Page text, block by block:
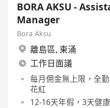
BORA AKSU -
Manager
Bora Aksu
離島區, 東涌
工作日面議
每月佣金無上限，全
花紅
12-16天年假，3天健